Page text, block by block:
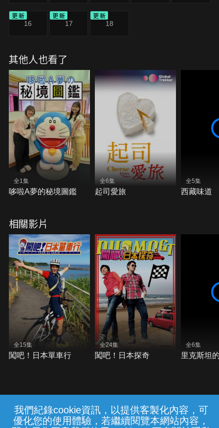
20260807_白海豚颱風中央應變中心已開設
我們紀錄cookie資訊，以提供客製化內容，可
優化您的使用體驗，若繼續閱覽本網站內容，
更新
16
更新
17
更新
18
其他人也看了
全1集
哆啦A夢的秘境圖鑑
全6集
起司愛旅
全5集
西藏味道
相關影片
全15集
闖吧！日本單車行
全24集
闖吧！日本探奇
全6集
里克斯坦
常見問題 線上客服 服務條款 隱私權保護
{{notifyMsg}}